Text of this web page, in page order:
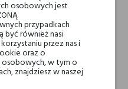
PORTOFINO
269,00 zł
osobowych jest
przypadkach
być również nasi
przez nas i
oraz o
w tym o
znajdziesz w naszej